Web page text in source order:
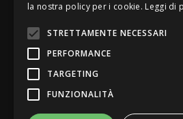
la nostra policy per i cookie. Leggi di
STRETTAMENTE NECESSARI
PERFORMANCE
TARGETING
FUNZIONALITÀ